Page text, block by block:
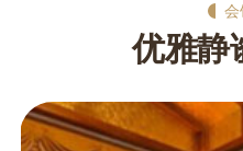
会
优雅静